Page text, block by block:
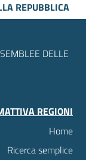
REPUBBLICA
DELLE
REGIONI
Home
Ricerca semplice